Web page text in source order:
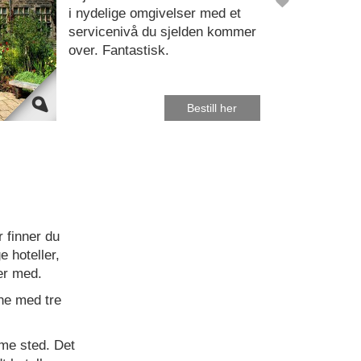
i nydelige omgivelser med et
servicenivå du sjelden kommer
over. Fantastisk.
Bestill her
finner du
hoteller,
med.
med tre
sted. Det